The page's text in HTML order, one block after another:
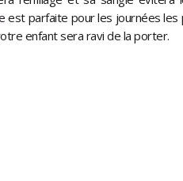
est parfaite pour les journées les
enfant sera ravi de la porter.